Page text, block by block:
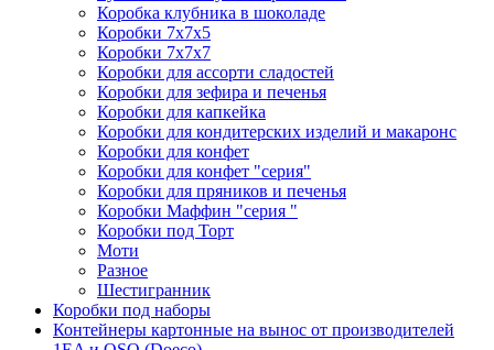
Коробка клубника в шоколаде
Коробки 7х7х5
Коробки 7х7х7
Коробки для ассорти сладостей
Коробки для зефира и печенья
Коробки для капкейка
Коробки для кондитерских изделий и макаронс
Коробки для конфет
Коробки для конфет "серия"
Коробки для пряников и печенья
Коробки Маффин "серия "
Коробки под Торт
Моти
Разное
Шестигранник
Коробки под наборы
Контейнеры картонные на вынос от производителей